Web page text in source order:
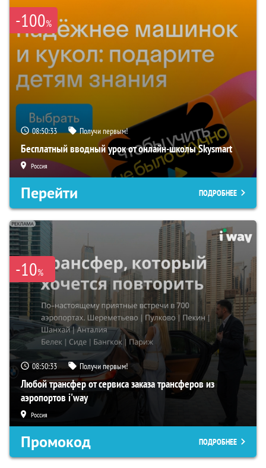
-100%
08:50:32 Получи первым!
Бесплатный вводный урок от онлайн-школы Skysmart
Россия
Перейти ПОДРОБНЕЕ
-10%
08:50:32 Получи первым!
Любой трансфер от сервиса заказа трансферов из
аэропортов i'way
Россия
Промокод ПОДРОБНЕЕ